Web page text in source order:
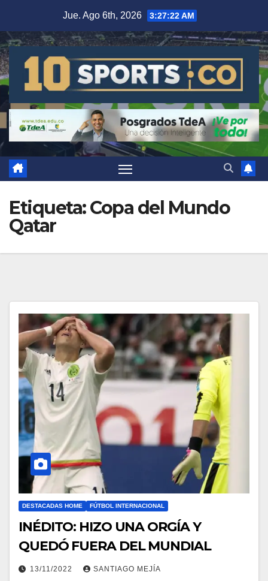
Jue. Ago 6th, 2026 3:27:23 AM
Etiqueta:Copa del Mundo
Qatar
DESTACADAS HOME FÚTBOL INTERNACIONAL
INÉDITO: HIZO UNA ORGÍA Y
QUEDÓ FUERA DEL MUNDIAL
13/11/2022 SANTIAGO MEJÍA